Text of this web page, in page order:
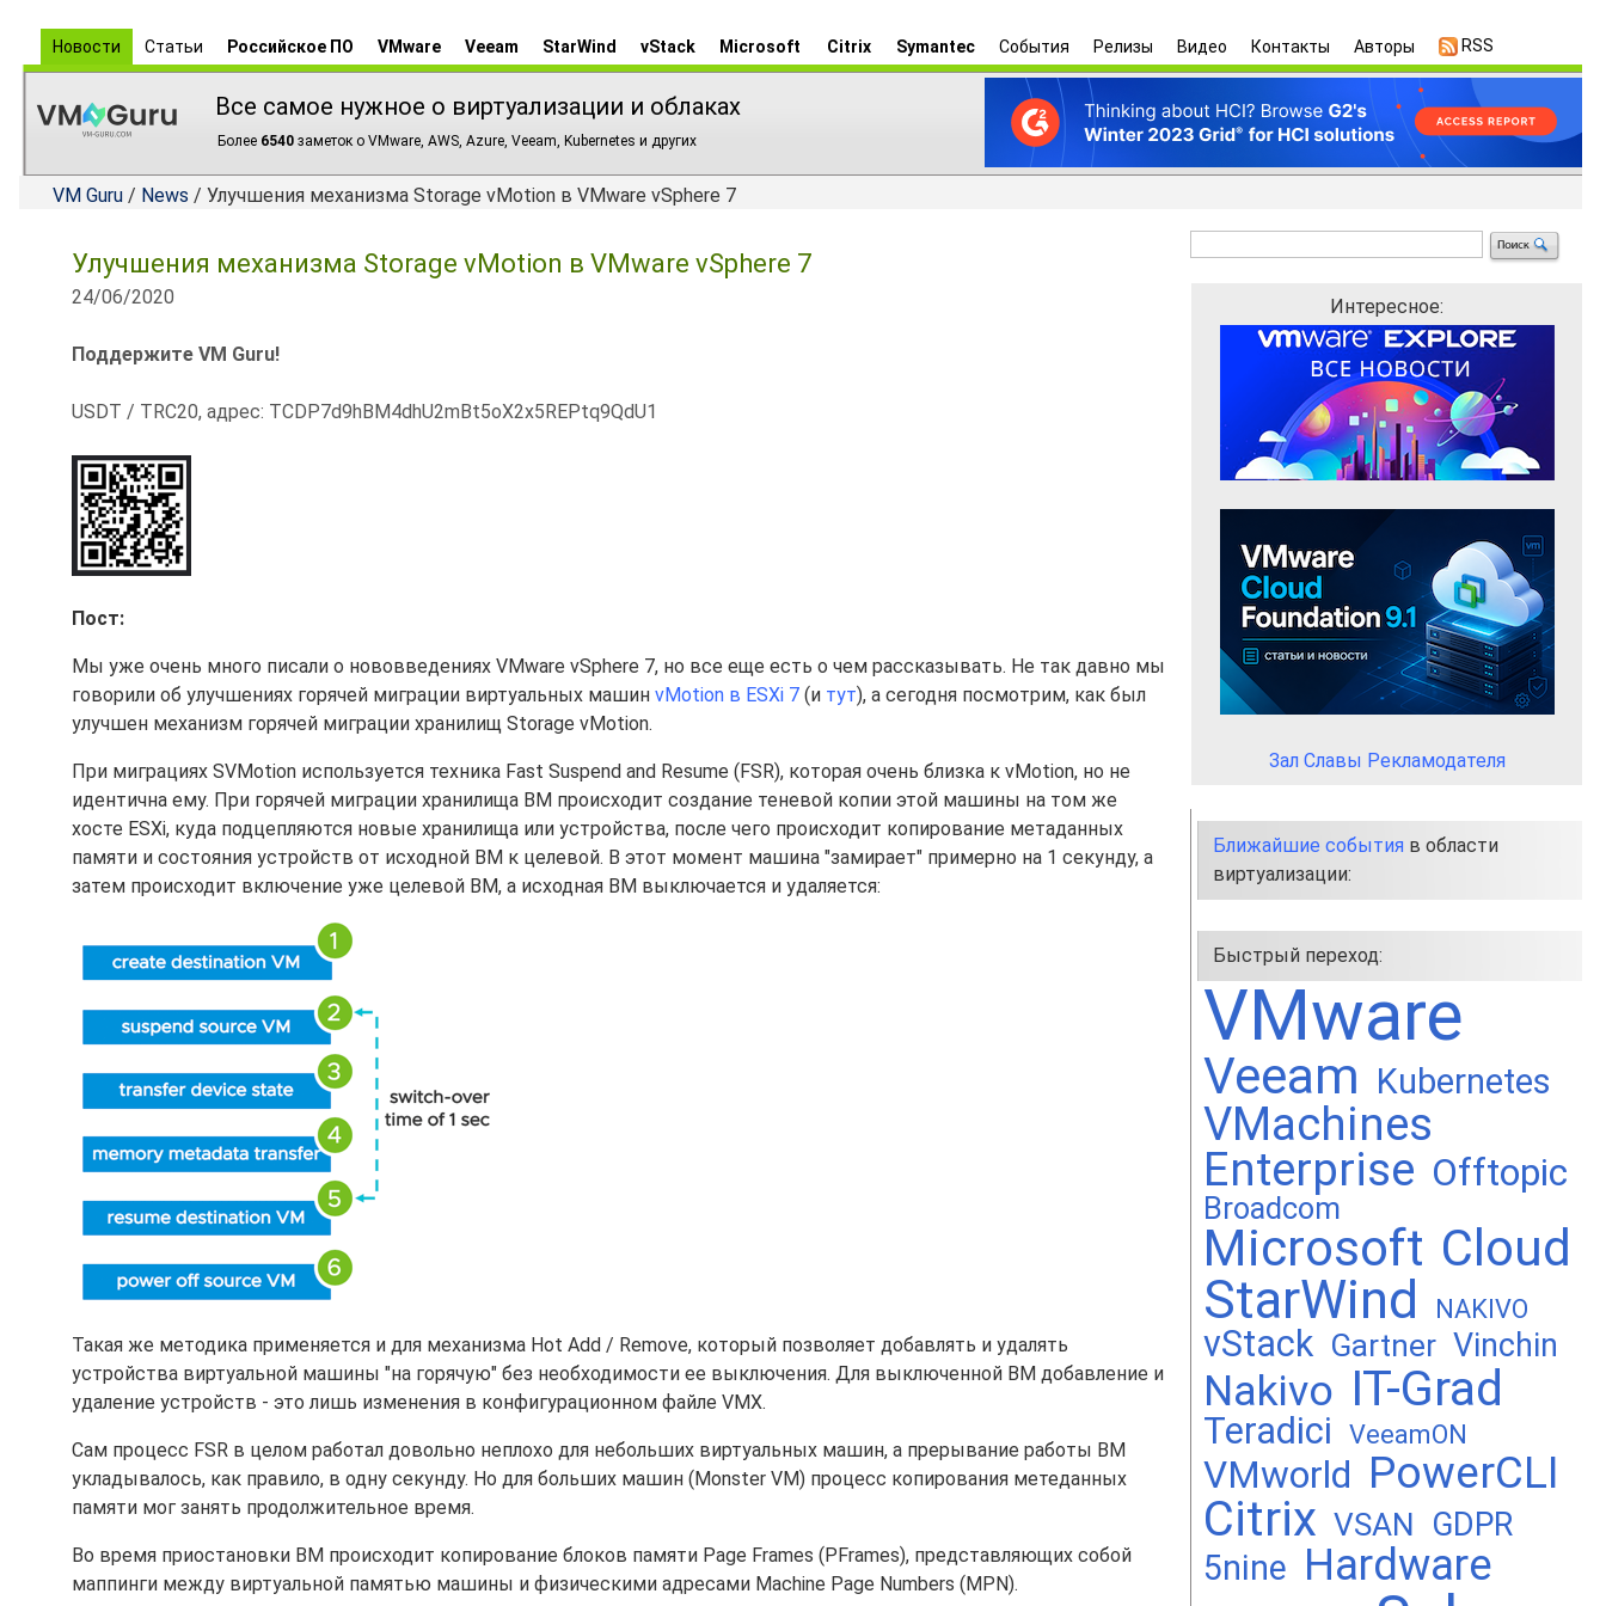
Новости Статьи Российское ПО VMware Veeam StarWind vStack Microsoft Citrix Symantec События Релизы Видео Контакты Авторы RSS
Все самое нужное о виртуализации и облаках
Более 6540 заметок о VMware, AWS, Azure, Veeam, Kubernetes и других
VM Guru / News / Улучшения механизма Storage vMotion в VMware vSphere 7
Улучшения механизма Storage vMotion в VMware vSphere 7
24/06/2020
Поддержите VM Guru!
USDT / TRC20, адрес: TCDP7d9hBM4dhU2mBt5oX2x5REPtq9QdU1
Пост:
Мы уже очень много писали о нововведениях VMware vSphere 7, но все еще есть о чем рассказывать. Не так давно мы
говорили об улучшениях горячей миграции виртуальных машин vMotion в ESXi 7 (и тут), а сегодня посмотрим, как был
улучшен механизм горячей миграции хранилищ Storage vMotion.
При миграциях SVMotion используется техника Fast Suspend and Resume (FSR), которая очень близка к vMotion, но не
идентична ему. При горячей миграции хранилища ВМ происходит создание теневой копии этой машины на том же
хосте ESXi, куда подцепляются новые хранилища или устройства, после чего происходит копирование метаданных
памяти и состояния устройств от исходной ВМ к целевой. В этот момент машина "замирает" примерно на 1 секунду, а
затем происходит включение уже целевой ВМ, а исходная ВМ выключается и удаляется:
Такая же методика применяется и для механизма Hot Add / Remove, который позволяет добавлять и удалять
устройства виртуальной машины "на горячую" без необходимости ее выключения. Для выключенной ВМ добавление и
удаление устройств - это лишь изменения в конфигурационном файле VMX.
Сам процесс FSR в целом работал довольно неплохо для небольших виртуальных машин, а прерывание работы ВМ
укладывалось, как правило, в одну секунду. Но для больших машин (Monster VM) процесс копирования метеданных
памяти мог занять продолжительное время.
Во время приостановки ВМ происходит копирование блоков памяти Page Frames (PFrames), представляющих собой
маппинги между виртуальной памятью машины и физическими адресами Machine Page Numbers (MPN).
Интересное:
Зал Славы Рекламодателя
Ближайшие события в области
виртуализации:
Быстрый переход:
VMware
Veeam Kubernetes
VMachines
Enterprise Offtopic
Broadcom
Microsoft Cloud
StarWind NAKIVO
vStack Gartner Vinchin
Nakivo IT-Grad
Teradici VeeamON
VMworld PowerCLI
Citrix VSAN GDPR
5nine Hardware